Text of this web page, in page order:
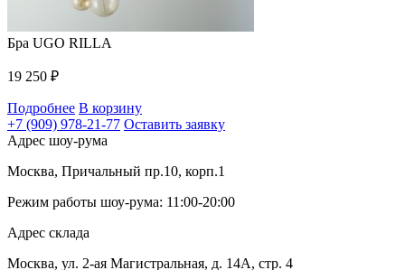
Бра UGO RILLA
19 250 ₽
Подробнее В корзину
+7 (909) 978-21-77 Оставить заявку
Адрес шоу-рума
Москва, Причальный пр.10, корп.1
Режим работы шоу-рума: 11:00-20:00
Адрес склада
Москва, ул. 2-ая Магистральная, д. 14А, стр. 4